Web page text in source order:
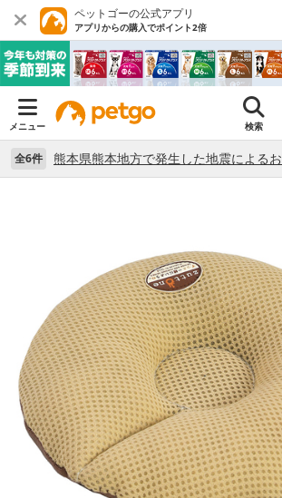
ペットゴーの公式アプリ
アプリからの購入でポイント2倍
メニュー 検索
全6件